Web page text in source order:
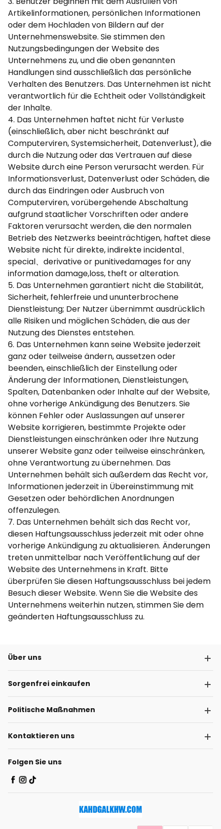
Artikelinformationen, persönlichen Informationen
oder dem Hochladen von Bildern auf der
Unternehmenswebsite. Sie stimmen den
Nutzungsbedingungen der Website des
Unternehmens zu, und die oben genannten
Handlungen sind ausschließlich das persönliche
Verhalten des Benutzers. Das Unternehmen ist nicht
verantwortlich für die Echtheit oder Vollständigkeit
der Inhalte.
4. Das Unternehmen haftet nicht für Verluste
(einschließlich, aber nicht beschränkt auf
Computerviren, Systemsicherheit, Datenverlust), die
durch die Nutzung oder das Vertrauen auf diese
Website durch eine Person verursacht werden. Für
Informationsverlust, Datenverlust oder Schäden, die
durch das Eindringen oder Ausbruch von
Computerviren, vorübergehende Abschaltung
aufgrund staatlicher Vorschriften oder andere
Faktoren verursacht werden, die den normalen
Betrieb des Netzwerks beeinträchtigen, haftet diese
Website nicht für direkte, indirekte incidental、
special、derivative or punitivedamages for any
information damage,loss, theft or alteration.
5. Das Unternehmen garantiert nicht die Stabilität,
Sicherheit, fehlerfreie und ununterbrochene
Dienstleistung; Der Nutzer übernimmt ausdrücklich
alle Risiken und möglichen Schäden, die aus der
Nutzung des Dienstes entstehen.
6. Das Unternehmen kann seine Website jederzeit
ganz oder teilweise ändern, aussetzen oder
beenden, einschließlich der Einstellung oder
Änderung der Informationen, Dienstleistungen,
Spalten, Datenbanken oder Inhalte auf der Website,
ohne vorherige Ankündigung des Benutzers. Sie
können Fehler oder Auslassungen auf unserer
Website korrigieren, bestimmte Projekte oder
Dienstleistungen einschränken oder Ihre Nutzung
unserer Website ganz oder teilweise einschränken,
ohne Verantwortung zu übernehmen. Das
Unternehmen behält sich außerdem das Recht vor,
Informationen jederzeit in Übereinstimmung mit
Gesetzen oder behördlichen Anordnungen
offenzulegen.
7. Das Unternehmen behält sich das Recht vor,
diesen Haftungsausschluss jederzeit mit oder ohne
vorherige Ankündigung zu aktualisieren. Änderungen
treten unmittelbar nach Veröffentlichung auf der
Website des Unternehmens in Kraft. Bitte
überprüfen Sie diesen Haftungsausschluss bei jedem
Besuch dieser Website. Wenn Sie die Website des
Unternehmens weiterhin nutzen, stimmen Sie dem
geänderten Haftungsausschluss zu.
Über uns
Sorgenfrei einkaufen
Politische Maßnahmen
Kontaktieren uns
Folgen Sie uns